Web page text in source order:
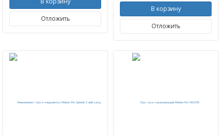
Отложить
В корзину
Отложить